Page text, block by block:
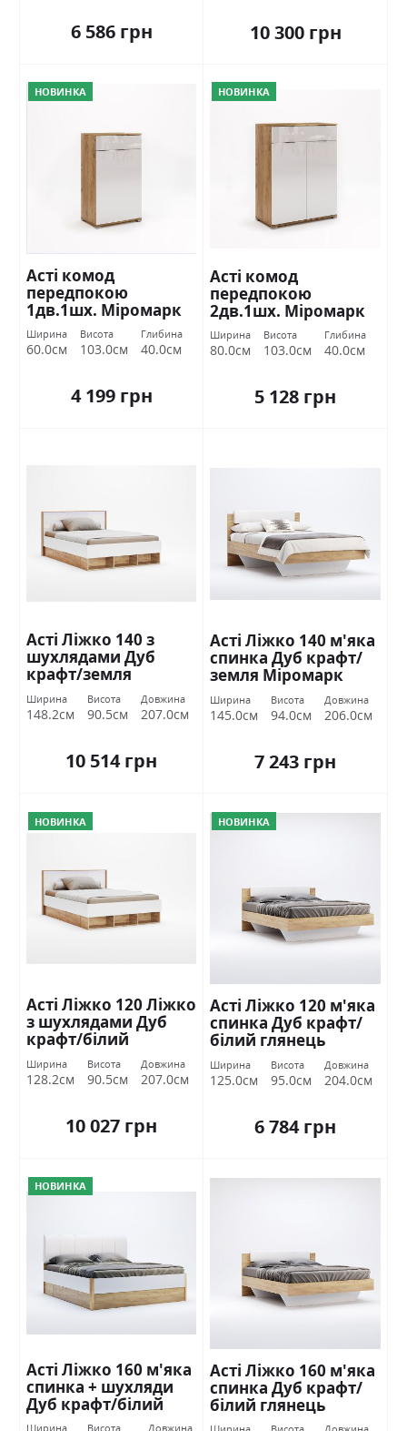
6 586 грн 10 300 грн
НОВИНКА
Асті комод
передпокою
1дв.1шх. Міромарк
Ширина
60.0см
Висота
103.0см
Глибина
40.0см
4 199 грн
НОВИНКА
Асті комод
передпокою
2дв.1шх. Міромарк
Ширина
80.0см
Висота
103.0см
Глибина
40.0см
5 128 грн
Асті Ліжко 140 з
шухлядами Дуб
крафт/земля
Міромарк
Ширина
148.2см
Висота
90.5см
Довжина
207.0см
10 514 грн
Асті Ліжко 140 м'яка
спинка Дуб крафт/
земля Міромарк
Ширина
145.0см
Висота
94.0см
Довжина
206.0см
7 243 грн
НОВИНКА
Асті Ліжко 120 Ліжко
з шухлядами Дуб
крафт/білий
глянець Міромарк
Ширина
128.2см
Висота
90.5см
Довжина
207.0см
10 027 грн
НОВИНКА
Асті Ліжко 120 м'яка
спинка Дуб крафт/
білий глянець
Міромарк
Ширина
125.0см
Висота
95.0см
Довжина
204.0см
6 784 грн
НОВИНКА
Асті Ліжко 160 м'яка
спинка + шухляди
Дуб крафт/білий
глянець Міромарк
Ширина Висота Довжина
Асті Ліжко 160 м'яка
спинка Дуб крафт/
білий глянець
Міромарк